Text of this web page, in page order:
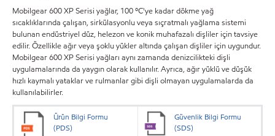
Mobilgear 600 XP Serisi yağlar, 100 ºC'ye kadar dökme yağ
sıcaklıklarında çalışan, sirkülasyonlu veya sıçratmalı yağlama sistemi
bulunan endüstriyel düz, helezon ve konik muhafazalı dişliler için tavsiye
edilir. Özellikle ağır veya şoklu yükler altında çalışan dişliler için uygundur.
Mobilgear 600 XP Serisi yağları aynı zamanda denizcilikteki dişli
uygulamalarında da yaygın olarak kullanılır. Ayrıca, ağır yüklü ve düşük
hızlı kaymalı yataklar ve rulmanlar gibi dişli olmayan uygulamalarda da
kullanılabilirler.
Ürün Bilgi Formu
(PDS)
Güvenlik Bilgi Formu
(SDS)